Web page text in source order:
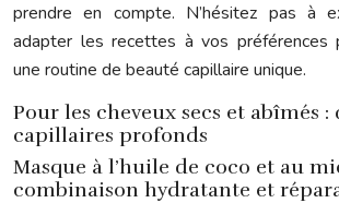
prendre en compte. N’hésitez pas à
adapter les recettes à vos préférences
une routine de beauté capillaire unique.
Pour les cheveux secs et abîmés :
capillaires profonds
Masque à l’huile de coco et au
combinaison hydratante et